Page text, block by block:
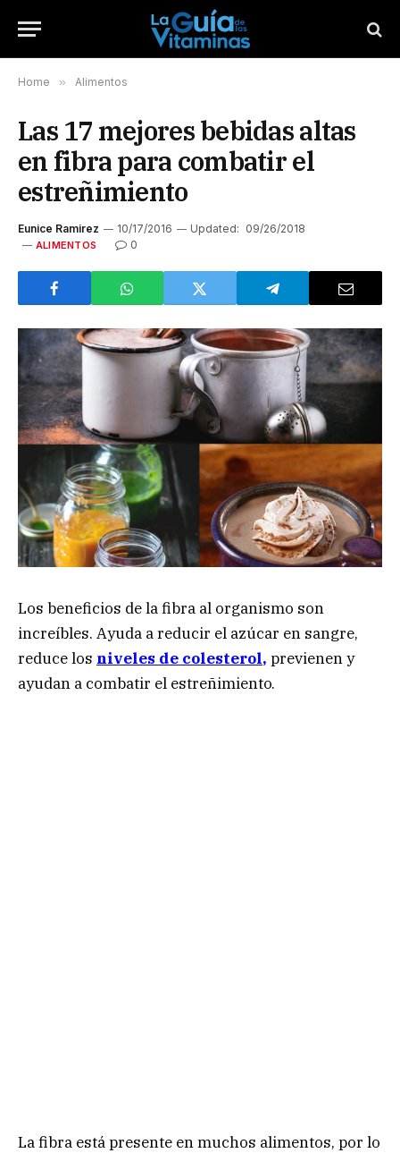
Home » Alimentos
Las 17 mejores bebidas altas
en fibra para combatir el
estreñimiento
Eunice Ramirez 10/17/2016 Updated: 09/26/2018
ALIMENTOS 0
Los beneficios de la fibra al organismo son
increíbles. Ayuda a reducir el azúcar en sangre,
reduce los niveles de colesterol, previenen y
ayudan a combatir el estreñimiento.
La fibra está presente en muchos alimentos, por lo